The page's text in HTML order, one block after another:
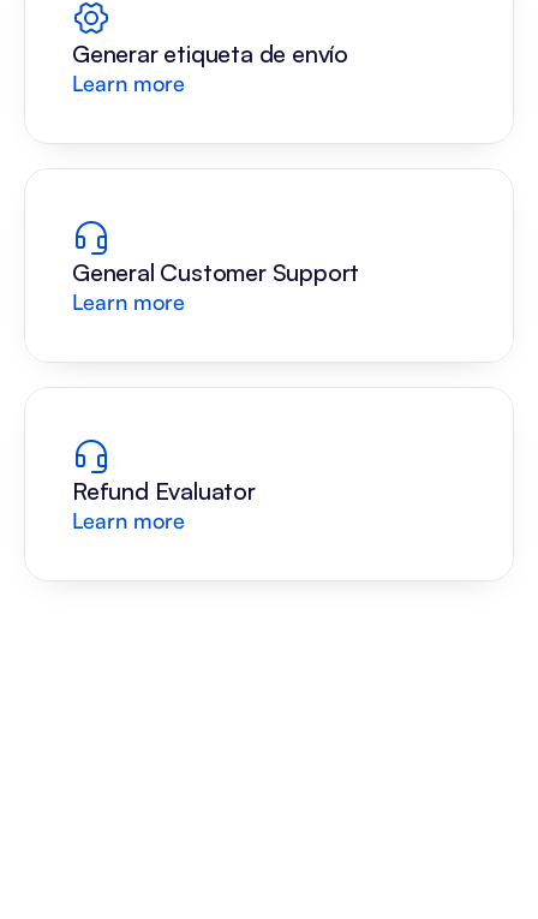
Generar etiqueta de envío
Learn more
General Customer Support
Learn more
Refund Evaluator
Learn more